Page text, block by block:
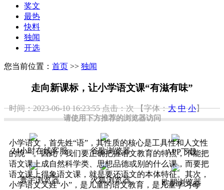
请使用下方推荐的浏览器访问
24小时在线客服 谷歌浏览器 APP下载
寰宇浏览器 火狐浏览器 欧朋浏览器
奖文
最热
快料
独闻
开选
您当前位置： 首页 >> 独闻
走向新课标，让小学语文课“有滋有味”
时间：2023-06-10 16:23:55点击：次 【字体：大 中 小】
小学语文，首先姓“语”，其性质的核心是工具性和人文性
的统一。因此，我们要正确把握语文教育的特点，不能把
语文课上成自然科学类、思想品德或别的什么课，而要把
语文课上得象语文课，就是要还语文的本体特征。其次，
小学语文又姓“小”，是儿童的语文教育，是儿童学习母